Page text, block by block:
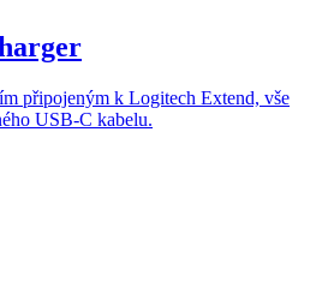
připojeným k Logitech Extend, vše
USB-C kabelu.